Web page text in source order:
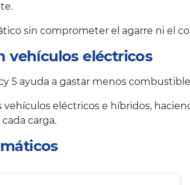
sin comprometer el agarre ni el
vehículos eléctricos
5 ayuda a gastar menos
eléctricos e híbridos,
carga.